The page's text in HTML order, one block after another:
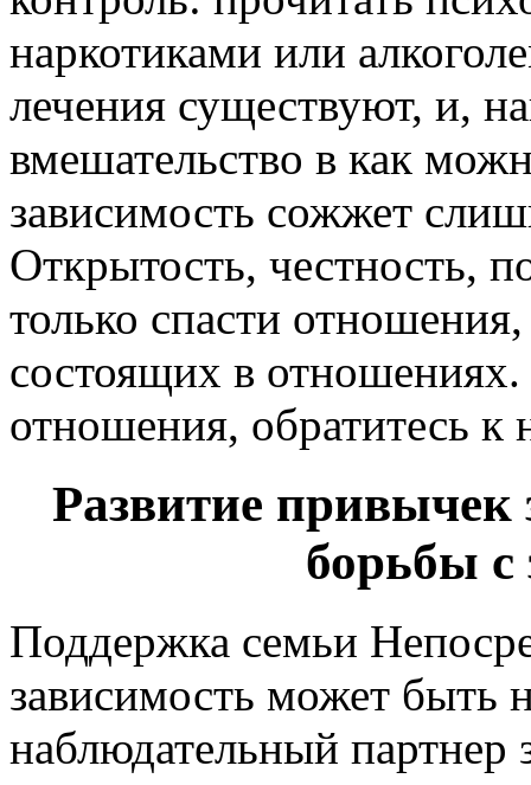
наркотиками или
лечения существуют, и,
вмешательство в как
зависимость сожжет
Открытость, честность,
только спасти
состоящих в
отношения, обратитесь к
Развитие
борьбы с
Поддержка семьи
зависимость может быть
наблюдательный партнер